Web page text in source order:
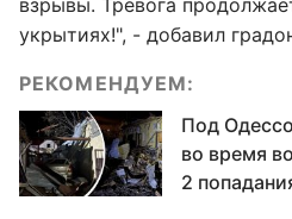
взрывы. Тревога
укрытиях!", - добавил
РЕКОМЕНДУЕМ:
Под
во время
2